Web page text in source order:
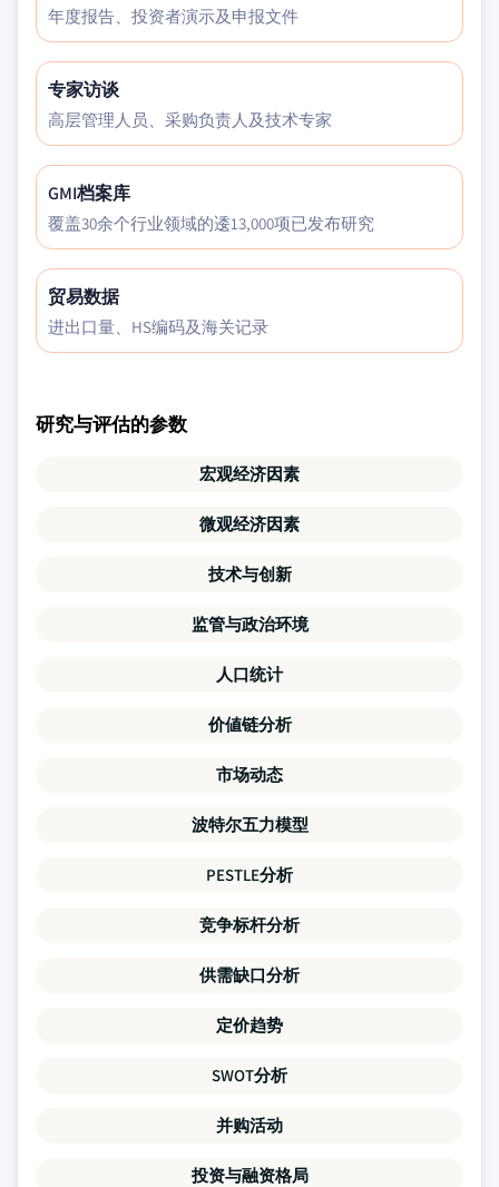
年度报告、投资者演示及申报文件
专家访谈
高层管理人员、采购负责人及技术专家
GMI档案库
覆盖30余个行业领域的逶13,000项已发布研究
贸易数据
进出口量、HS编码及海关记录
研究与评估的参数
宏观经济因素
微观经济因素
技术与创新
监管与政治环境
人口统计
价値链分析
市场动态
波特尔五力模型
PESTLE分析
竞争标杆分析
供需缺口分析
定价趋势
SWOT分析
并购活动
投资与融资格局